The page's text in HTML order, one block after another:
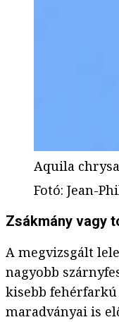
Aquila
Fotó: Jean-
Zsákmány vagy
A megvizsgált
nagyobb
kisebb
maradványai is